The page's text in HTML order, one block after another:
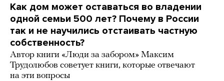
Как дом может оставаться во владении
одной семьи 500 лет? Почему в России
так и не научились отстаивать частную
собственность?
Автор книги «Люди за забором» Максим
Трудолюбов советует книги, которые отвечают
на эти вопросы